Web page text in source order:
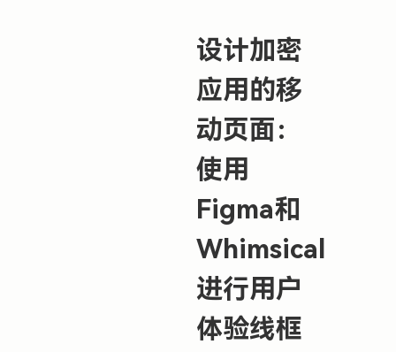
设计加密
应用的移
动页面：
使用
Figma和
Whimsical
进行用户
体验线框